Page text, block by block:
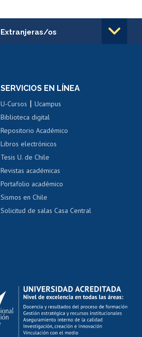
Extranjeras/os
Movilidad Estudiantil
Cursos de español
SERVICIOS EN LÍNEA
U-Cursos |Ucampus
Biblioteca digital
Repositorio Académico
Libros electrónicos
Tesis U. de Chile
Revistas académicas
Portafolio académico
Sismos en Chile
Solicitud de salas Casa Central